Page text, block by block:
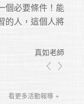
個必要條件！能
的人，這個人將
真如老師
到種
看更多活動報導 +